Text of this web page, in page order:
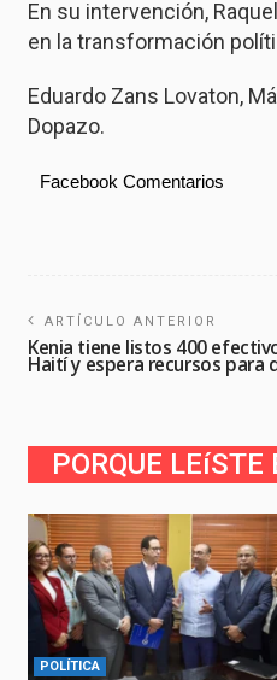
En su intervención,
en la transformación
Eduardo Zans Lovaton,
Dopazo.
Facebook Comentarios
ARTÍCULO ANTERIOR
Kenia tiene listos 400
Haití y espera recursos para
PORQUE LEíSTE
POLÍTICA